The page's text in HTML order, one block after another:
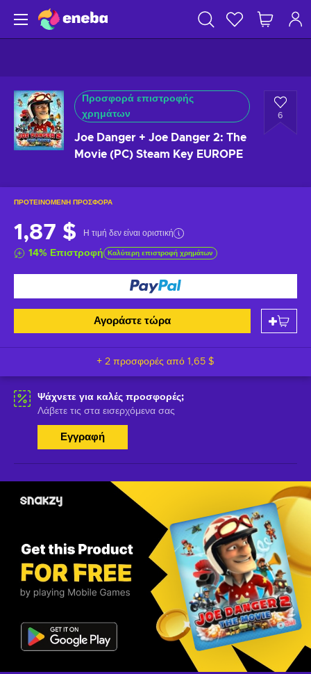
Προσφορά επιστροφής
χρημάτων
Joe Danger + Joe Danger 2: The
Movie (PC) Steam Key EUROPE
6
ΠΡΟΤΕΙΝΌΜΕΝΗ ΠΡΟΣΦΟΡΆ
1,87 $ Η τιμή δεν είναι οριστική
14% Επιστροφή Καλύτερη επιστροφή χρημάτων
Αγοράστε τώρα
+ 2 προσφορές από 1,65 $
Ψάχνετε για καλές προσφορές;
Λάβετε τις στα εισερχόμενα σας
Εγγραφή